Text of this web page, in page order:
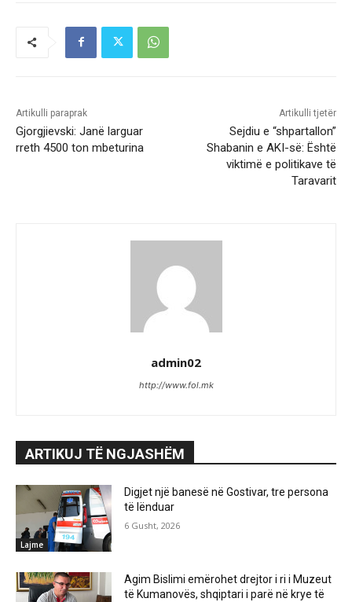
Artikulli paraprak
Gjorgjievski: Janë larguar
rreth 4500 ton mbeturina
Artikulli tjetër
Sejdiu e “shpartallon”
Shabanin e AKI-së: Është
viktimë e politikave të
Taravarit
admin02
http://www.fol.mk
ARTIKUJ TË NGJASHËM
Lajme
Digjet një banesë në Gostivar, tre persona
të lënduar
6 Gusht, 2026
Agim Bislimi emërohet drejtor i ri i Muzeut
të Kumanovës, shqiptari i parë në krye të